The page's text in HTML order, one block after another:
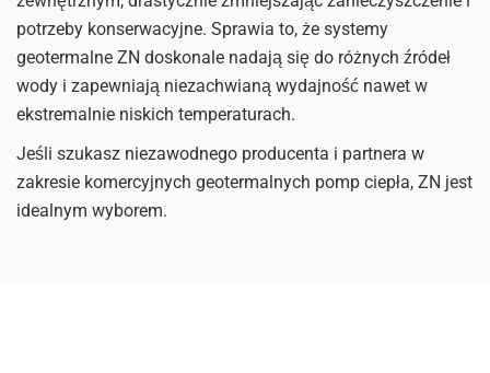
potrzeby konserwacyjne. Sprawia to, że systemy
geotermalne ZN doskonale nadają się do różnych źródeł
wody i zapewniają niezachwianą wydajność nawet w
ekstremalnie niskich temperaturach.
Jeśli szukasz niezawodnego producenta i partnera w
zakresie komercyjnych geotermalnych pomp ciepła, ZN jest
idealnym wyborem.